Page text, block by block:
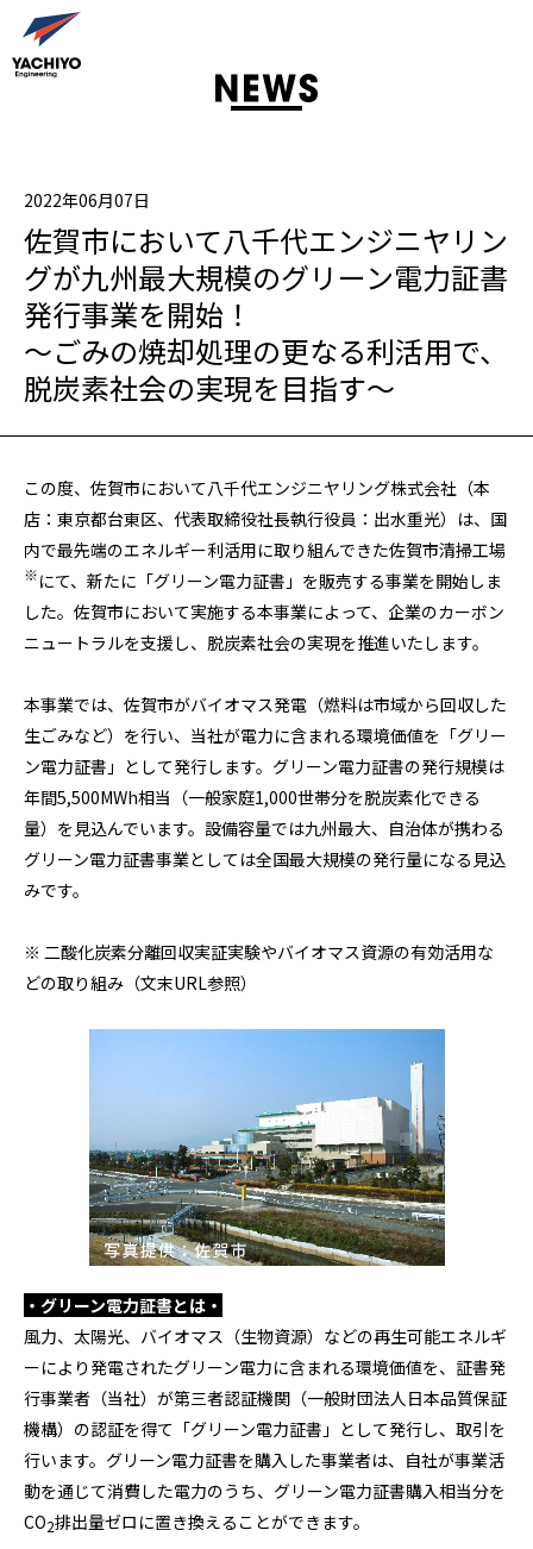
2022年06月07日
佐賀市において八千代エンジニヤリン
グが九州最大規模のグリーン電力証書
発行事業を開始！
～ごみの焼却処理の更なる利活用で、
脱炭素社会の実現を目指す～
この度、佐賀市において八千代エンジニヤリング株式会社（本
店：東京都台東区、代表取締役社長執行役員：出水重光）は、国
内で最先端のエネルギー利活用に取り組んできた佐賀市清掃工場
※にて、新たに「グリーン電力証書」を販売する事業を開始しま
した。佐賀市において実施する本事業によって、企業のカーボン
ニュートラルを支援し、脱炭素社会の実現を推進いたします。
本事業では、佐賀市がバイオマス発電（燃料は市域から回収した
生ごみなど）を行い、当社が電力に含まれる環境価値を「グリー
ン電力証書」として発行します。グリーン電力証書の発行規模は
年間5,500MWh相当（一般家庭1,000世帯分を脱炭素化できる
量）を見込んでいます。設備容量では九州最大、自治体が携わる
グリーン電力証書事業としては全国最大規模の発行量になる見込
みです。
※ 二酸化炭素分離回収実証実験やバイオマス資源の有効活用な
どの取り組み（文末URL参照）
・グリーン電力証書とは・
風力、太陽光、バイオマス（生物資源）などの再生可能エネルギ
ーにより発電されたグリーン電力に含まれる環境価値を、証書発
行事業者（当社）が第三者認証機関（一般財団法人日本品質保証
機構）の認証を得て「グリーン電力証書」として発行し、取引を
行います。グリーン電力証書を購入した事業者は、自社が事業活
動を通じて消費した電力のうち、グリーン電力証書購入相当分を
CO2排出量ゼロに置き換えることができます。